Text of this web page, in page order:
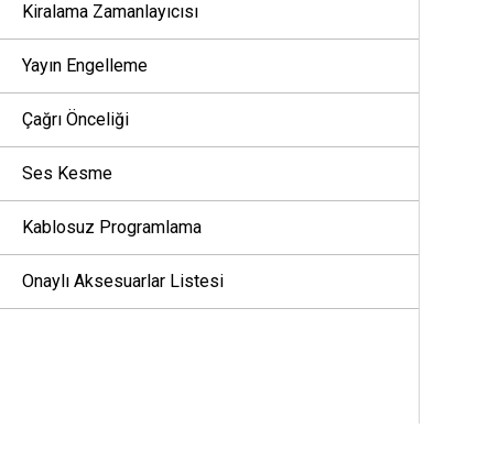
Kiralama Zamanlayıcısı
Yayın Engelleme
Çağrı Önceliği
Ses Kesme
Kablosuz Programlama
Onaylı Aksesuarlar Listesi